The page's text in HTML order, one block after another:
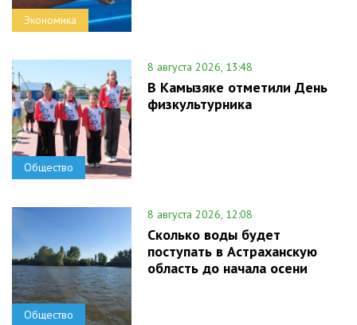
Экономика
Общество
8 августа 2026, 13:48
В Камызяке отметили День
физкультурника
Общество
8 августа 2026, 12:08
Сколько воды будет
поступать в Астраханскую
область до начала осени